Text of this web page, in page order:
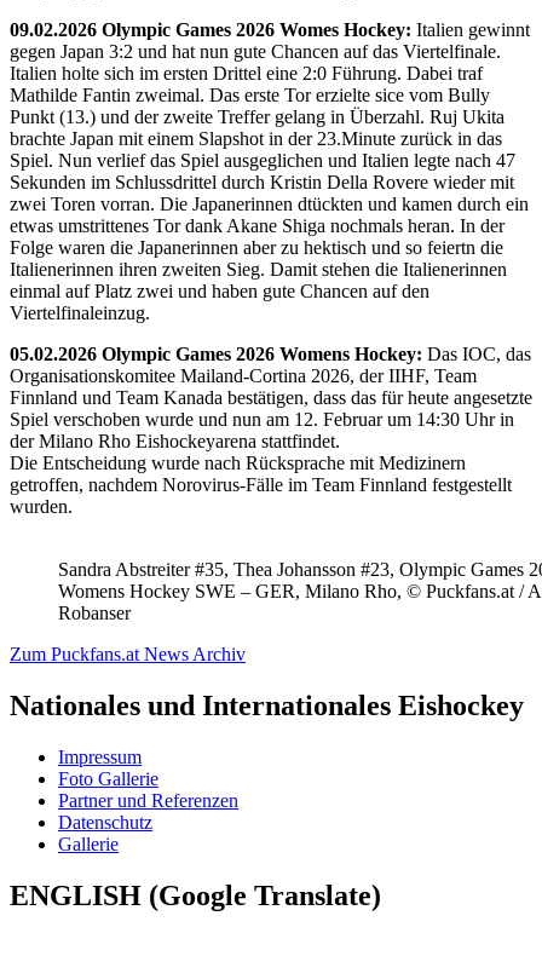
09.02.2026 Olympic Games 2026 Womes Hockey: Italien gewinnt
gegen Japan 3:2 und hat nun gute Chancen auf das Viertelfinale.
Italien holte sich im ersten Drittel eine 2:0 Führung. Dabei traf
Mathilde Fantin zweimal. Das erste Tor erzielte sice vom Bully
Punkt (13.) und der zweite Treffer gelang in Überzahl. Ruj Ukita
brachte Japan mit einem Slapshot in der 23.Minute zurück in das
Spiel. Nun verlief das Spiel ausgeglichen und Italien legte nach 47
Sekunden im Schlussdrittel durch Kristin Della Rovere wieder mit
zwei Toren vorran. Die Japanerinnen dtückten und kamen durch ein
etwas umstrittenes Tor dank Akane Shiga nochmals heran. In der
Folge waren die Japanerinnen aber zu hektisch und so feiertn die
Italienerinnen ihren zweiten Sieg. Damit stehen die Italienerinnen
einmal auf Platz zwei und haben gute Chancen auf den
Viertelfinaleinzug.
05.02.2026 Olympic Games 2026 Womens Hockey: Das IOC, das
Organisationskomitee Mailand-Cortina 2026, der IIHF, Team
Finnland und Team Kanada bestätigen, dass das für heute angesetzte
Spiel verschoben wurde und nun am 12. Februar um 14:30 Uhr in
der Milano Rho Eishockeyarena stattfindet.
Die Entscheidung wurde nach Rücksprache mit Medizinern
getroffen, nachdem Norovirus-Fälle im Team Finnland festgestellt
wurden.
Sandra Abstreiter #35, Thea Johansson #23, Olympic Games
Womens Hockey SWE – GER, Milano Rho, © Puckfans.at /
Robanser
Zum Puckfans.at News Archiv
Nationales und Internationales Eishockey
Impressum
Foto Gallerie
Partner und Referenzen
Datenschutz
Gallerie
ENGLISH (Google Translate)